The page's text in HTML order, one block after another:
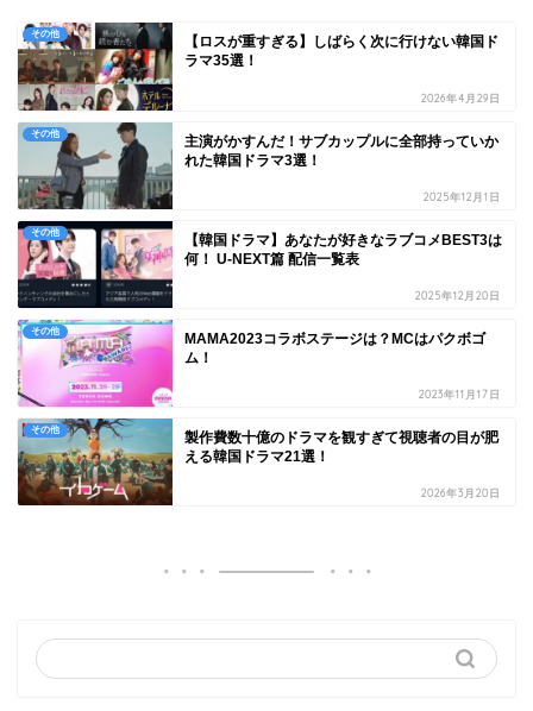
その他
【ロスが重すぎる】しばらく次に行けない韓国ド
ラマ35選！
2026年4月29日
その他
主演がかすんだ！サブカップルに全部持っていか
れた韓国ドラマ3選！
2025年12月1日
その他
【韓国ドラマ】あなたが好きなラブコメBEST3は
何！ U-NEXT篇 配信一覧表
2025年12月20日
その他
MAMA2023コラボステージは？MCはパクボゴ
ム！
2023年11月17日
その他
製作費数十億のドラマを観すぎて視聴者の目が肥
える韓国ドラマ21選！
2026年3月20日